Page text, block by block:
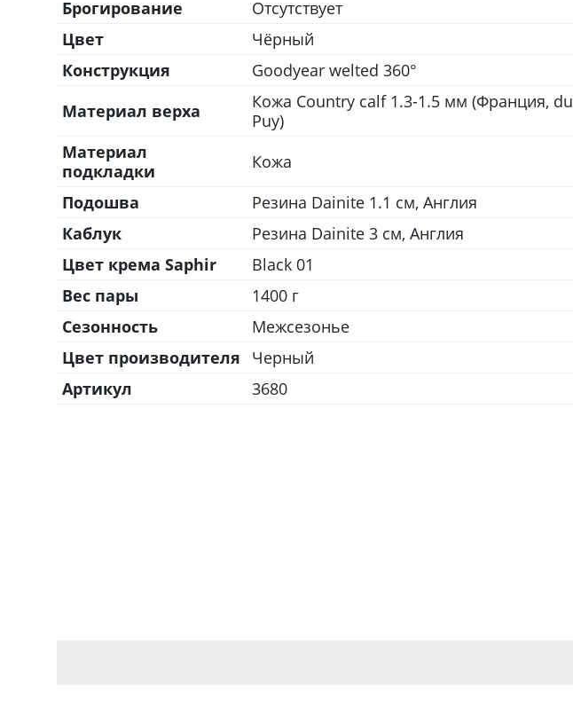
Брогирование
Отсутствует
Цвет
Чёрный
Конструкция
Goodyear welted 360°
Материал верха
Кожа Country calf 1.3-1.5 мм (Франция, du
Puy)
Материал
подкладки
Кожа
Подошва
Резина Dainite 1.1 см, Англия
Каблук
Резина Dainite 3 см, Англия
Цвет крема Saphir
Black 01
Вес пары
1400 г
Сезонность
Межсезонье
Цвет производителя
Черный
Артикул
3680